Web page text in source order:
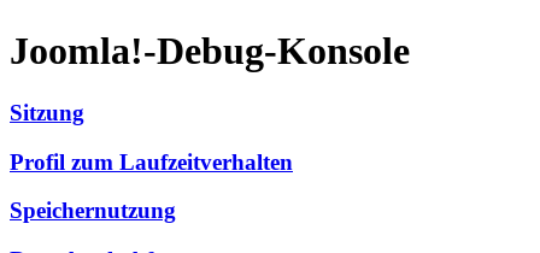
Joomla!-Debug-Konsole
Sitzung
Profil zum Laufzeitverhalten
Speichernutzung